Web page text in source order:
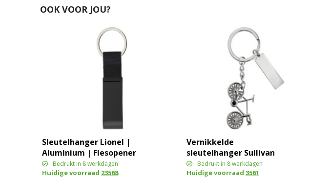
OOK VOOR JOU?
Sleutelhanger Lionel |
Aluminium | Flesopener
| Winkelwagenpenning
Bedrukt in 8 werkdagen
Huidige voorraad 23568
Vernikkelde
sleutelhanger Sullivan
Bedrukt in 8 werkdagen
Huidige voorraad 3561